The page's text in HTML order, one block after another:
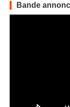
Bande